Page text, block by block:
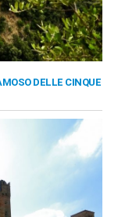
DELLE CINQUE